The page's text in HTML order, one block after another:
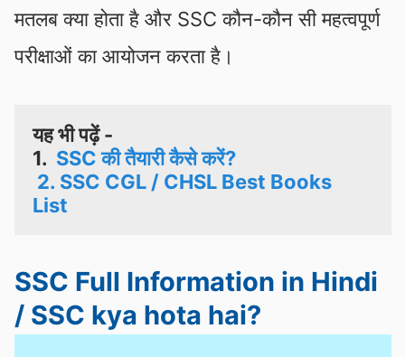
मतलब क्या होता है और SSC कौन-कौन सी महत्वपूर्ण
परीक्षाओं का आयोजन करता है।
यह भी पढ़ें -
1. SSC की तैयारी कैसे करें?
2. SSC CGL / CHSL Best Books
List
SSC Full Information in Hindi
/ SSC kya hota hai?